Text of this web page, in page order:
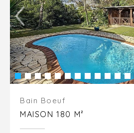
Bain Boeuf
MAISON 180 M²